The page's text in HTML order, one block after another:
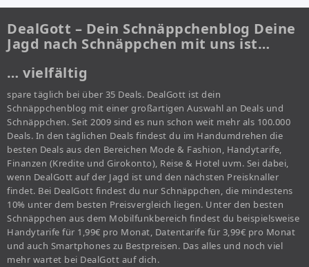
DealGott – Dein Schnäppchenblog Deine
Jagd nach Schnäppchen mit uns ist…
… vielfältig
spare täglich bei über 35 Deals. DealGott ist dein
Schnäppchenblog mit einer großartigen Auswahl an Deals und
Schnäppchen. Seit 2009 sind es nun schon weit mehr als 100.000
Deals. In den täglichen Deals findest du im Handumdrehen die
besten Deals aus den Bereichen Mode & Fashion, Handytarife,
Finanzen (Kredite und Girokonto), Reise & Hotel uvm. Sei dabei,
wenn DealGott auf der Jagd ist und den nächsten Preisknaller
findet. Bei DealGott findest du nur Schnäppchen, die mindestens
10% unter dem besten Preisvergleich liegen. Unter den besten
Schnäppchen aus dem Mobilfunkbereich findest du beispielsweise
Handytarife für 1,99€ pro Monat, Datentarife für 3,99€ pro Monat
und auch Smartphones zu Bestpreisen. Das alles und noch viel
mehr wartet bei DealGott auf dich.